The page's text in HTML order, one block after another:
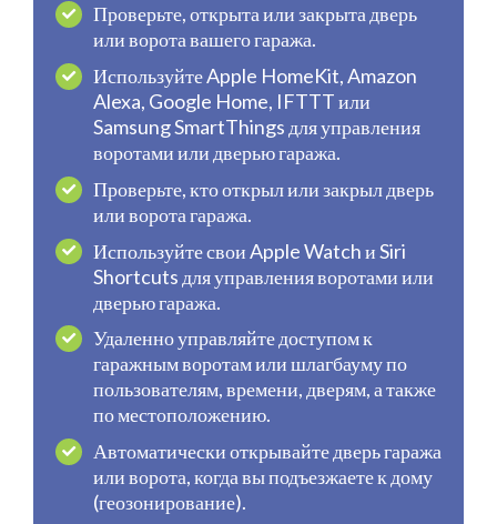
Проверьте, открыта или закрыта дверь
или ворота вашего гаража.
Используйте Apple HomeKit, Amazon
Alexa, Google Home, IFTTT или
Samsung SmartThings для управления
воротами или дверью гаража.
Проверьте, кто открыл или закрыл дверь
или ворота гаража.
Используйте свои Apple Watch и Siri
Shortcuts для управления воротами или
дверью гаража.
Удаленно управляйте доступом к
гаражным воротам или шлагбауму по
пользователям, времени, дверям, а также
по местоположению.
Автоматически открывайте дверь гаража
или ворота, когда вы подъезжаете к дому
(геозонирование).